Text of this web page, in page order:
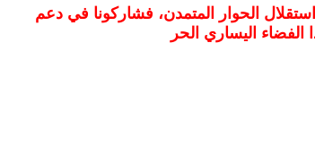
الحوار المتمدن، فشاركونا في دعم
الفضاء اليساري الحر